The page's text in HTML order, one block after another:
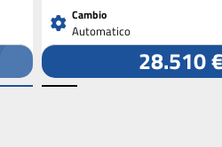
Cambio
Automatico
28.510